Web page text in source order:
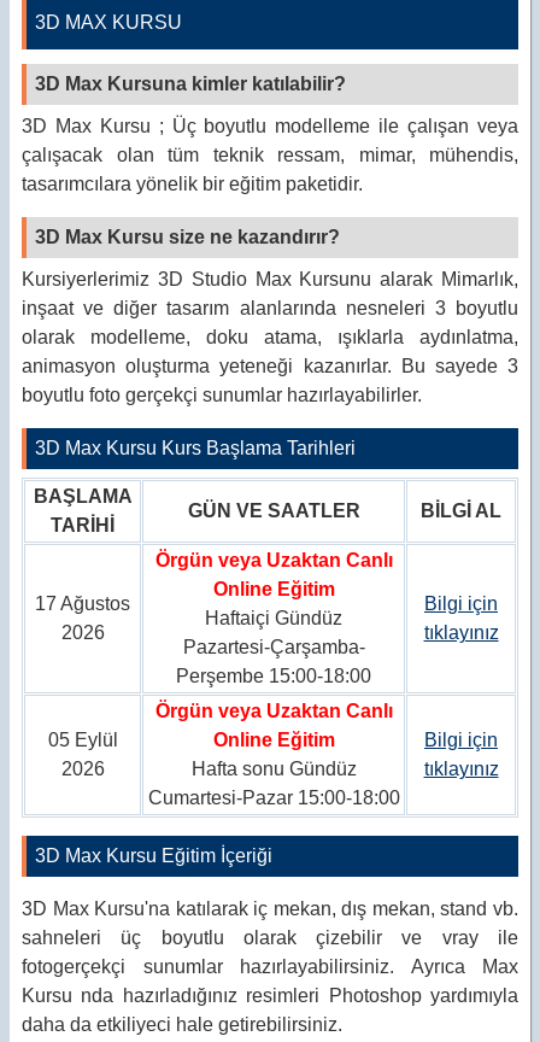
3D MAX KURSU
3D Max Kursuna kimler katılabilir?
3D Max Kursu ; Üç boyutlu modelleme ile çalışan veya
çalışacak olan tüm teknik ressam, mimar, mühendis,
tasarımcılara yönelik bir eğitim paketidir.
3D Max Kursu size ne kazandırır?
Kursiyerlerimiz 3D Studio Max Kursunu alarak Mimarlık,
inşaat ve diğer tasarım alanlarında nesneleri 3 boyutlu
olarak modelleme, doku atama, ışıklarla aydınlatma,
animasyon oluşturma yeteneği kazanırlar. Bu sayede 3
boyutlu foto gerçekçi sunumlar hazırlayabilirler.
3D Max Kursu Kurs Başlama Tarihleri
BAŞLAMA
TARİHİ
GÜN VE SAATLER BİLGİ AL
17 Ağustos
2026
Örgün veya Uzaktan Canlı
Online Eğitim
Haftaiçi Gündüz
Pazartesi-Çarşamba-
Perşembe 15:00-18:00
Bilgi için
tıklayınız
05 Eylül
2026
Örgün veya Uzaktan Canlı
Online Eğitim
Hafta sonu Gündüz
Cumartesi-Pazar 15:00-18:00
Bilgi için
tıklayınız
3D Max Kursu Eğitim İçeriği
3D Max Kursu'na katılarak iç mekan, dış mekan, stand vb.
sahneleri üç boyutlu olarak çizebilir ve vray ile
fotogerçekçi sunumlar hazırlayabilirsiniz. Ayrıca Max
Kursu nda hazırladığınız resimleri Photoshop yardımıyla
daha da etkiliyeci hale getirebilirsiniz.